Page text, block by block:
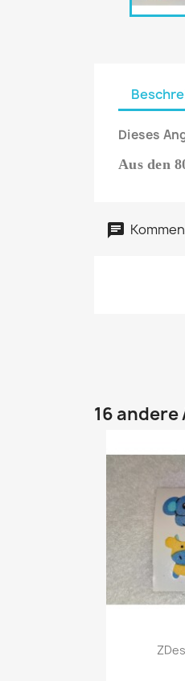
Dieses
Aus den
16